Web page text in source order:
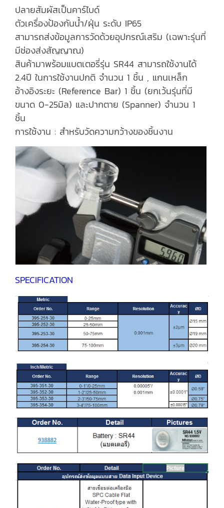
ปลายสัมผัสเป็นคาร์ไบด์
ตัวเครื่องป้องกันน้ำ/ฝุ่น ระดับ IP65
สามารถส่งข้อมูลการวัดด้วยอุปกรณ์เสริม (เฉพาะรุ่นที่
มีช่องส่งสัญญาณ)
สินค้ามาพร้อมแบตเตอรี่รุ่น SR44 สามารถใช้งานได้
2.4ปี ในการใช้งานปกติ จำนวน 1 ชิ้น , แกนเหล็ก
อ้างอิงระยะ (Reference Bar) 1 ชิ้น (ยกเว้นรุ่นที่มี
ขนาด 0-25มิล) และปากตาย (Spanner) จำนวน 1
ชิ้น
การใช้งาน : สำหรับวัดความกว้างของชิ้นงาน
SPECIFICATION